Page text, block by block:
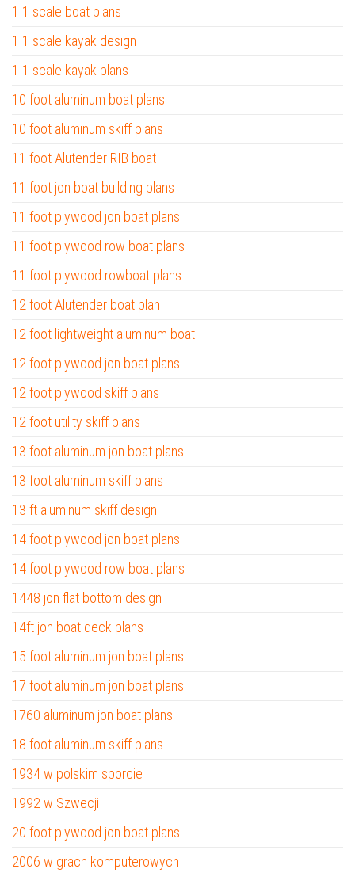
1 1 scale boat plans
1 1 scale kayak design
1 1 scale kayak plans
10 foot aluminum boat plans
10 foot aluminum skiff plans
11 foot Alutender RIB boat
11 foot jon boat building plans
11 foot plywood jon boat plans
11 foot plywood row boat plans
11 foot plywood rowboat plans
12 foot Alutender boat plan
12 foot lightweight aluminum boat
12 foot plywood jon boat plans
12 foot plywood skiff plans
12 foot utility skiff plans
13 foot aluminum jon boat plans
13 foot aluminum skiff plans
13 ft aluminum skiff design
14 foot plywood jon boat plans
14 foot plywood row boat plans
1448 jon flat bottom design
14ft jon boat deck plans
15 foot aluminum jon boat plans
17 foot aluminum jon boat plans
1760 aluminum jon boat plans
18 foot aluminum skiff plans
1934 w polskim sporcie
1992 w Szwecji
20 foot plywood jon boat plans
2006 w grach komputerowych